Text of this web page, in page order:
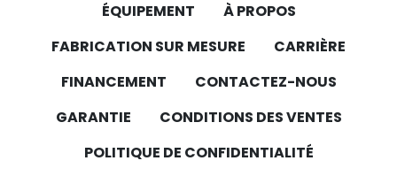
ÉQUIPEMENT
À PROPOS
FABRICATION SUR MESURE
CARRIÈRE
FINANCEMENT
CONTACTEZ-NOUS
GARANTIE
CONDITIONS DES VENTES
POLITIQUE DE CONFIDENTIALITÉ